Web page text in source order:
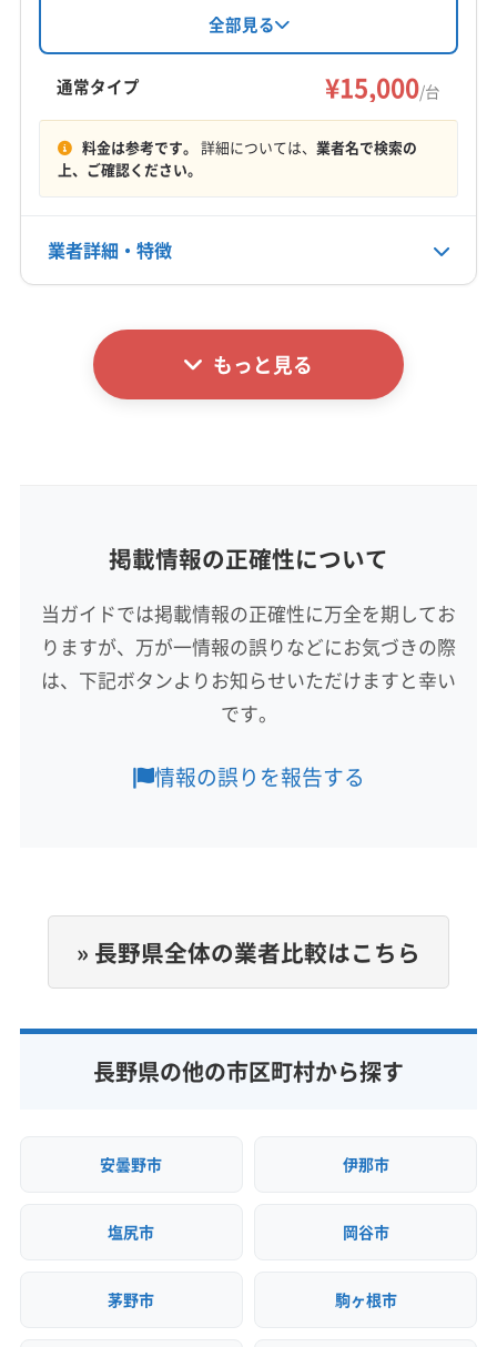
伊那市 駒ヶ根市
下伊那郡阿智村
下伊那郡阿南町
下伊那郡下條村
下伊那郡高森町
下伊那郡松川町
下伊那郡売木村
下伊那郡平谷村
下伊那郡豊丘村
上伊那郡宮田村
上伊那郡辰野町
もっと見る
営業時間
定休日
日
電話番号
非公開
れも全分解洗浄で徹底除去。土日祝日も対応可
能です(要相談)。対応エリアは茅野市、飯田市な
ど長野県内です。
全部見る
通常タイプ ¥15,000/台
料金は参考です。 詳細については、 業者名で検索の
上、ご確認ください。
業者詳細・特徴
基本情報
代表者名
下伊那郡阿智村
下伊那郡阿南町
下伊那郡下條村
下伊那郡高森町
下伊那郡根羽村
下伊那郡松川町
下伊那郡泰阜村
下伊那郡大鹿村
下伊那郡天龍村
下伊那郡平谷村
上伊那郡南箕輪村
上伊那郡飯島町 上伊那郡箕輪町
もっと見る
8:00〜17:00
非公開
もっと見る
掲載情報の正確性について
当ガイドでは掲載情報の正確性に万全を期してお
りますが、万が一情報の誤りなどにお気づきの際
は、下記ボタンよりお知らせいただけますと幸い
です。
情報の誤りを報告する
» 長野県全体の業者比較はこちら
長野県の他の市区町村から探す
安曇野市 伊那市
塩尻市 岡谷市
茅野市 駒ヶ根市